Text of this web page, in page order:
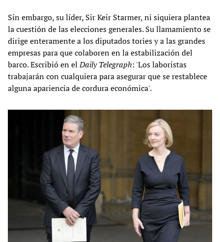
Sin embargo, su líder, Sir Keir Starmer, ni siquiera plantea
la cuestión de las elecciones generales. Su llamamiento se
dirige enteramente a los diputados tories y a las grandes
empresas para que colaboren en la estabilización del
barco. Escribió en elDaily Telegraph: 'Los laboristas
trabajarán con cualquiera para asegurar que se restablece
alguna apariencia de cordura económica'.